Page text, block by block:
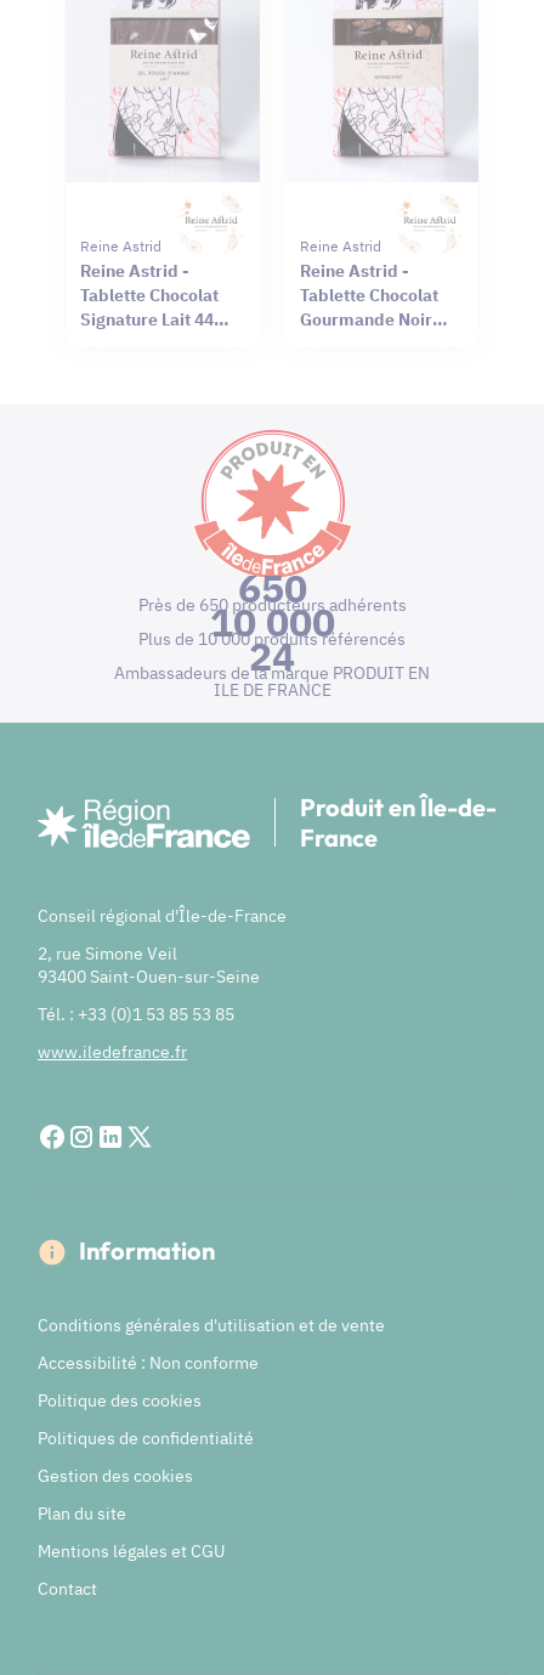
Reine Astrid
Reine Astrid -
Tablette Chocolat
Signature Lait 44%
Reine Astrid
Reine Astrid -
Tablette Chocolat
Gourmande Noir
650
Près de 650 producteurs adhérents
10 000
Plus de 10 000 produits référencés
24
Ambassadeurs de la marque PRODUIT EN
ILE DE FRANCE
Produit en Île-de-
France
Conseil régional d'Île-de-France
2, rue Simone Veil
93400 Saint-Ouen-sur-Seine
Tél. : +33 (0)1 53 85 53 85
www.iledefrance.fr
Information
Conditions générales d'utilisation et de vente
Accessibilité : Non conforme
Politique des cookies
Politiques de confidentialité
Gestion des cookies
Plan du site
Mentions légales et CGU
Contact